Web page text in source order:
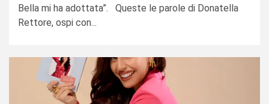
Bella mi ha adottata”. Queste le parole di Donatella
Rettore, ospi con...